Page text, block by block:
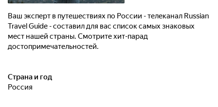
Ваш эксперт в путешествиях по России - телеканал Russian
Travel Guide - составил для вас список самых знаковых
мест нашей страны. Смотрите хит-парад
достопримечательностей.
Страна и год
Россия